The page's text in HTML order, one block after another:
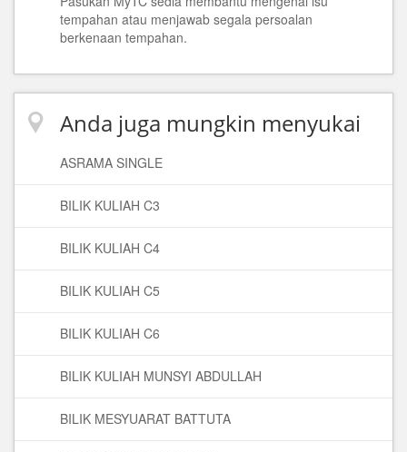
tempahan atau menjawab segala persoalan
berkenaan tempahan.
Anda juga mungkin menyukai
ASRAMA SINGLE
BILIK KULIAH C3
BILIK KULIAH C4
BILIK KULIAH C5
BILIK KULIAH C6
BILIK KULIAH MUNSYI ABDULLAH
BILIK MESYUARAT BATTUTA